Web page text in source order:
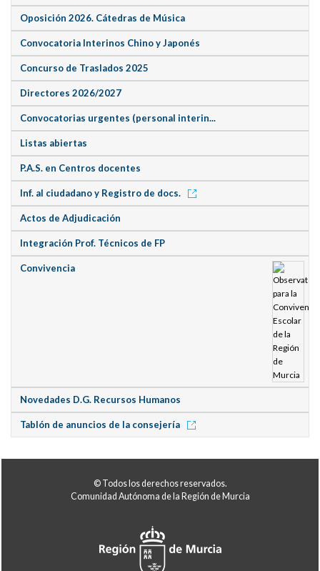
Oposición 2026. Cátedras de Música
Convocatoria Interinos Chino y Japonés
Concurso de Traslados 2025
Directores 2026/2027
Convocatorias urgentes (personal interin...
Listas abiertas
P.A.S. en Centros docentes
Inf. al ciudadano y Registro de docs.
Actos de Adjudicación
Integración Prof. Técnicos de FP
Convivencia
Novedades D.G. Recursos Humanos
Tablón de anuncios de la consejería
© Todos los derechos reservados.
Comunidad Autónoma de la Región de Murcia